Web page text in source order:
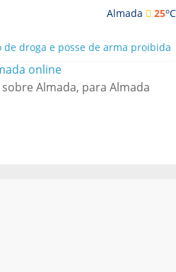
Almada 25oC
droga e posse de arma proibida
e ensinamentos necessários
e ASAE detectam
e restaurantes
“foi um problema de má
Almada, para Almada